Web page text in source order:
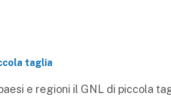
taglia
e regioni il GNL di piccola